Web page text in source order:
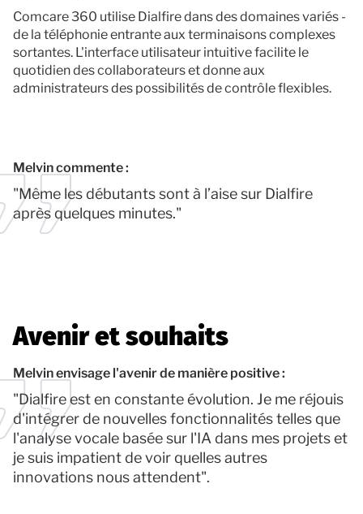
Comcare 360 utilise Dialfire dans des domaines variés -
de la téléphonie entrante aux terminaisons complexes
sortantes. L'interface utilisateur intuitive facilite le
quotidien des collaborateurs et donne aux
administrateurs des possibilités de contrôle flexibles.
Melvin commente :
"Même les débutants sont à l’aise sur Dialfire
après quelques minutes."
Avenir et souhaits
Melvin envisage l'avenir de manière positive :
"Dialfire est en constante évolution. Je me réjouis
d'intégrer de nouvelles fonctionnalités telles que
l'analyse vocale basée sur l'IA dans mes projets et
je suis impatient de voir quelles autres
innovations nous attendent".